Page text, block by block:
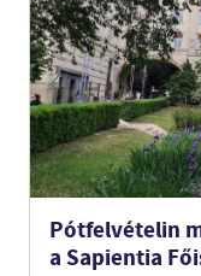
Pótfelvételin
a Sapientia